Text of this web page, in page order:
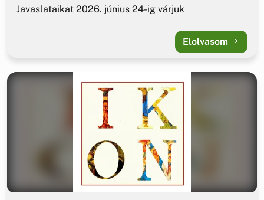
Javaslataikat 2026. június 24-ig várjuk
Elolvasom